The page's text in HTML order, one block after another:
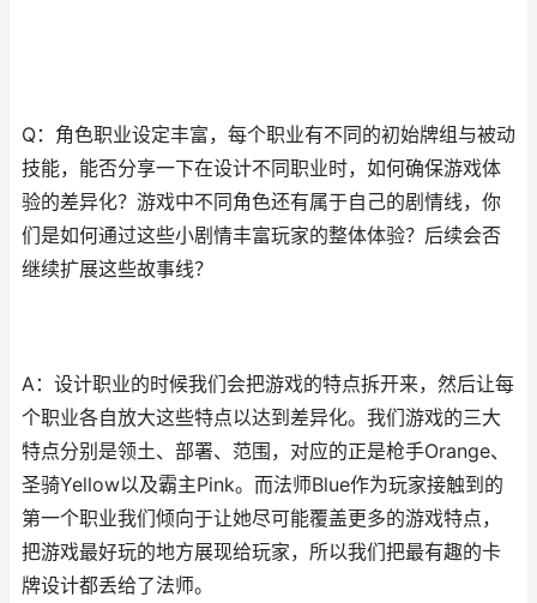
Q：角色职业设定丰富，每个职业有不同的初始牌组与被动
技能，能否分享一下在设计不同职业时，如何确保游戏体
验的差异化？游戏中不同角色还有属于自己的剧情线，你
们是如何通过这些小剧情丰富玩家的整体体验？后续会否
继续扩展这些故事线？
A：设计职业的时候我们会把游戏的特点拆开来，然后让每
个职业各自放大这些特点以达到差异化。我们游戏的三大
特点分别是领土、部署、范围，对应的正是枪手Orange、
圣骑Yellow以及霸主Pink。而法师Blue作为玩家接触到的
第一个职业我们倾向于让她尽可能覆盖更多的游戏特点，
把游戏最好玩的地方展现给玩家，所以我们把最有趣的卡
牌设计都丢给了法师。